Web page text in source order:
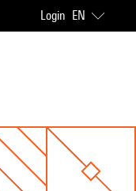
Login EN